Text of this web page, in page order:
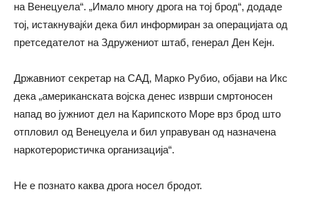
на Венецуела“. „Имало многу дрога на тој брод“, додаде
тој, истакнувајќи дека бил информиран за операцијата од
претседателот на Здружениот штаб, генерал Ден Кејн.
Државниот секретар на САД, Марко Рубио, објави на Икс
дека „американската војска денес изврши смртоносен
напад во јужниот дел на Карипското Море врз брод што
отпловил од Венецуела и бил управуван од назначена
наркотерористичка организација“.
Не е познато каква дрога носел бродот.